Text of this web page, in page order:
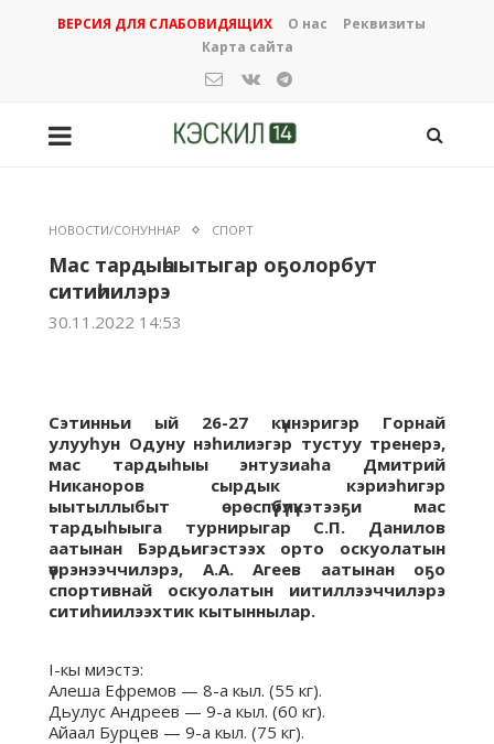
ВЕРСИЯ ДЛЯ СЛАБОВИДЯЩИХ О нас
Реквизиты
Карта сайта
НОВОСТИ/СОНУННАР СПОРТ
Мас тардыһыытыгар оҕолорбут
ситиһиилэрэ
30.11.2022 14:53
Сэтинньи ый 26-27 күннэригэр Горнай
улууһун Одуну нэһилиэгэр тустуу тренерэ,
мас тардыһыы энтузиаһа Дмитрий
Никаноров сырдык кэриэһигэр
ыытыллыбыт өрөспүүбүлүкэтээҕи мас
тардыһыыга турнирыгар С.П. Данилов
аатынан Бэрдьигэстээх орто оскуолатын
үөрэнээччилэрэ, А.А. Агеев аатынан оҕо
спортивнай оскуолатын иитиллээччилэрэ
ситиһиилээхтик кытыннылар.
I-кы миэстэ:
Алеша Ефремов — 8-а кыл. (55 кг).
Дьулус Андреев — 9-а кыл. (60 кг).
Айаал Бурцев — 9-а кыл. (75 кг).